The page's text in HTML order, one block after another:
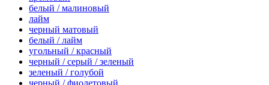
белый / малиновый
лайм
черный матовый
белый / лайм
угольный / красный
черный / серый / зеленый
зеленый / голубой